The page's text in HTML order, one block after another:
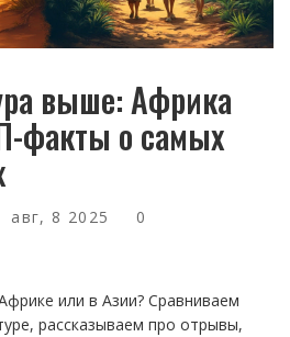
выше: Африка
факты о самых
авг, 8 2025
0
или в Азии? Сравниваем
рассказываем про отрывы,